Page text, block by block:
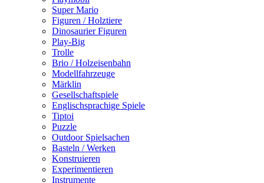
Super Mario
Figuren / Holztiere
Dinosaurier Figuren
Play-Big
Trolle
Brio / Holzeisenbahn
Modellfahrzeuge
Märklin
Gesellschaftspiele
Englischsprachige Spiele
Tiptoi
Puzzle
Outdoor Spielsachen
Basteln / Werken
Konstruieren
Experimentieren
Instrumente